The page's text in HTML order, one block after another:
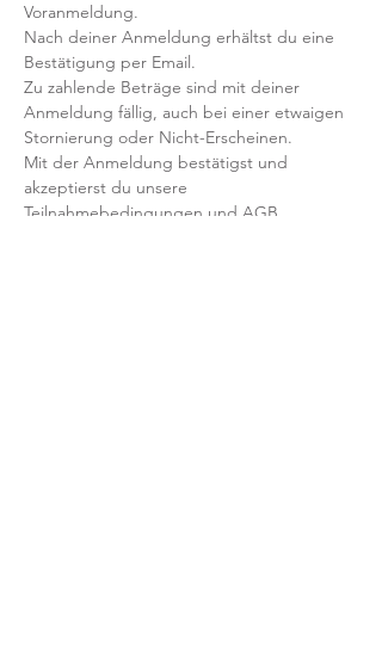
Voranmeldung.
Nach deiner Anmeldung erhältst du eine
Bestätigung per Email.
Zu zahlende Beträge sind mit deiner
Anmeldung fällig, auch bei einer etwaigen
Stornierung oder Nicht-Erscheinen.
Mit der Anmeldung bestätigst und
akzeptierst du unsere
Teilnahmebedingungen und AGB.